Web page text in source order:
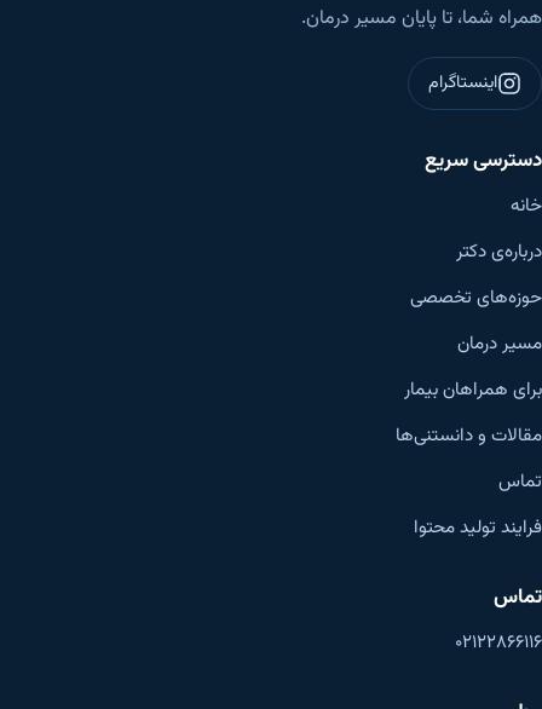
همراه شما، تا پایان مسیر درمان.
اینستاگرام
دسترسی سریع
خانه
درباره‌ی دکتر
حوزه‌های تخصصی
مسیر درمان
برای همراهان بیمار
مقالات و دانستنی‌ها
تماس
فرایند تولید محتوا
تماس
۰۲۱۲۲۸۶۶۱۱۶